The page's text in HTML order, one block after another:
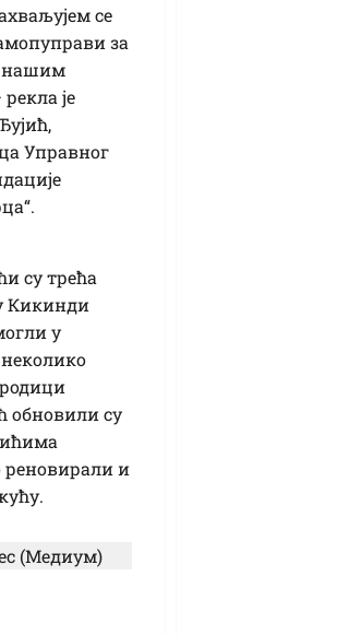
се
за
нашим
је
Управног
су трећа
Кикинди
у
обновили су
и